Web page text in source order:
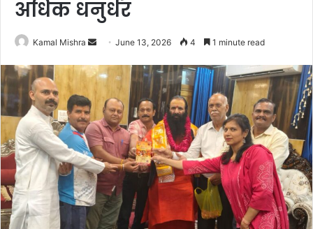
अधिक धनुर्धर
Kamal Mishra
Send
email
June 13, 2026 4 1 minute read